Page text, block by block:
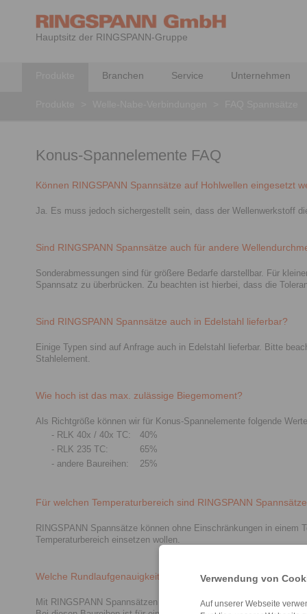
Verwendung von
Auf unserer Webseite
Hauptsitz der RINGSPANN-Gruppe
Branchen Service Unternehmen
Konus-Spannelemente FAQ
Können RINGSPANN Spannsätze auf Hohlwellen eingesetzt
Ja. Es muss jedoch sichergestellt sein, dass der Wellenwerkstoff
Sind RINGSPANN Spannsätze auch für andere
Sonderabmessungen sind für größere Bedarfe darstellbar. Für
Spannsatz zu überbrücken. Zu beachten ist hierbei, dass die
Sind RINGSPANN Spannsätze auch in Edelstahl lieferbar?
Einige Typen sind auf Anfrage auch in Edelstahl lieferbar. Bitte
Stahlelement.
Wie hoch ist das max. zulässige Biegemoment?
Als Richtgröße können wir für Konus-Spannelemente folgende
- RLK 40x / 40x TC:
40%
- RLK 235 TC:
65%
- andere Baureihen:
25%
Für welchen Temperaturbereich sind RINGSPANN
RINGSPANN Spannsätze können ohne Einschränkungen in
Temperaturbereich einsetzen wollen.
Welche Rundlaufgenauigkeit kann mit RINGSPANN
Mit RINGSPANN Spannsätzen ist in der Regel eine